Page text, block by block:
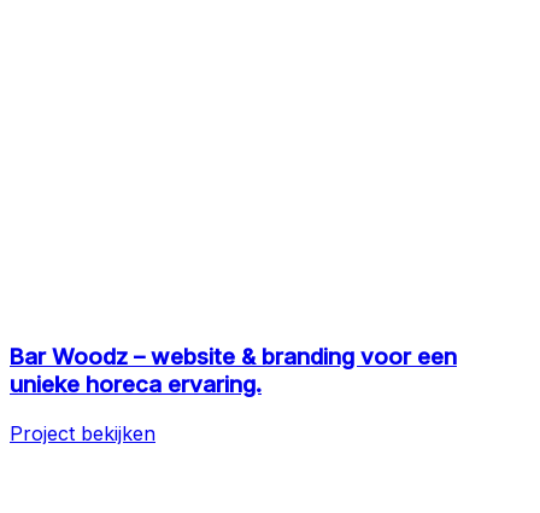
Bar Woodz – website & branding voor een
unieke horeca ervaring.
Project bekijken